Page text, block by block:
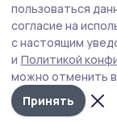
пользоваться
согласие на
с настоящим
и Политикой
можно отменить в
Принять